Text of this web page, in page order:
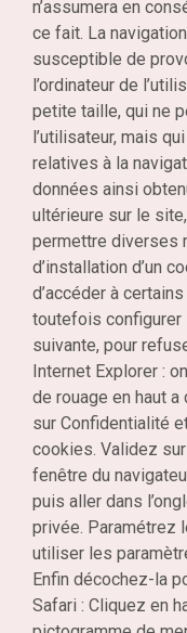
n’assumera en
ce fait. La
susceptible de
l’ordinateur de
petite taille, qui ne
l’utilisateur, mais
relatives à la
données ainsi
ultérieure sur le
permettre diverses
d’installation d’un
d’accéder à
toutefois configurer
suivante, pour
Internet Explorer :
de rouage en haut
sur Confidentialité
cookies. Validez
fenêtre du
puis aller dans
privée. Paramétrez
utiliser les
Enfin décochez-la
Safari : Cliquez en